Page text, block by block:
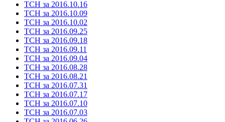
ТСН за 2016.10.16
ТСН за 2016.10.09
ТСН за 2016.10.02
ТСН за 2016.09.25
ТСН за 2016.09.18
ТСН за 2016.09.11
ТСН за 2016.09.04
ТСН за 2016.08.28
ТСН за 2016.08.21
ТСН за 2016.07.31
ТСН за 2016.07.17
ТСН за 2016.07.10
ТСН за 2016.07.03